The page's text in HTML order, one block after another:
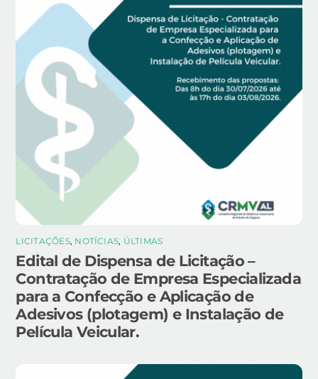
LICITAÇÕES, NOTÍCIAS, ÚLTIMAS
Edital de Dispensa de Licitação –
Contratação de Empresa Especializada
para a Confecção e Aplicação de
Adesivos (plotagem) e Instalação de
Película Veicular.